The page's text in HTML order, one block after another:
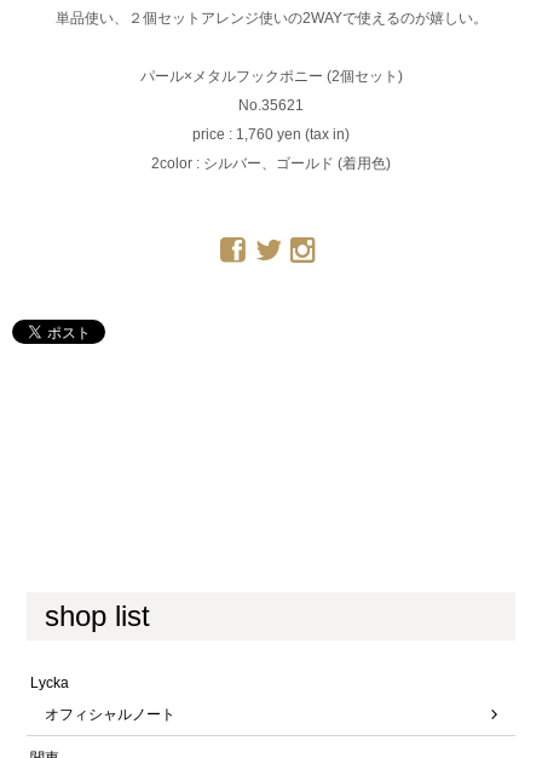
単品使い、２個セットアレンジ使いの2WAYで使えるのが嬉しい。
パール×メタルフックポニー (2個セット)
No.35621
price : 1,760 yen (tax in)
2color : シルバー、ゴールド (着用色)
shop list
Lycka
オフィシャルノート